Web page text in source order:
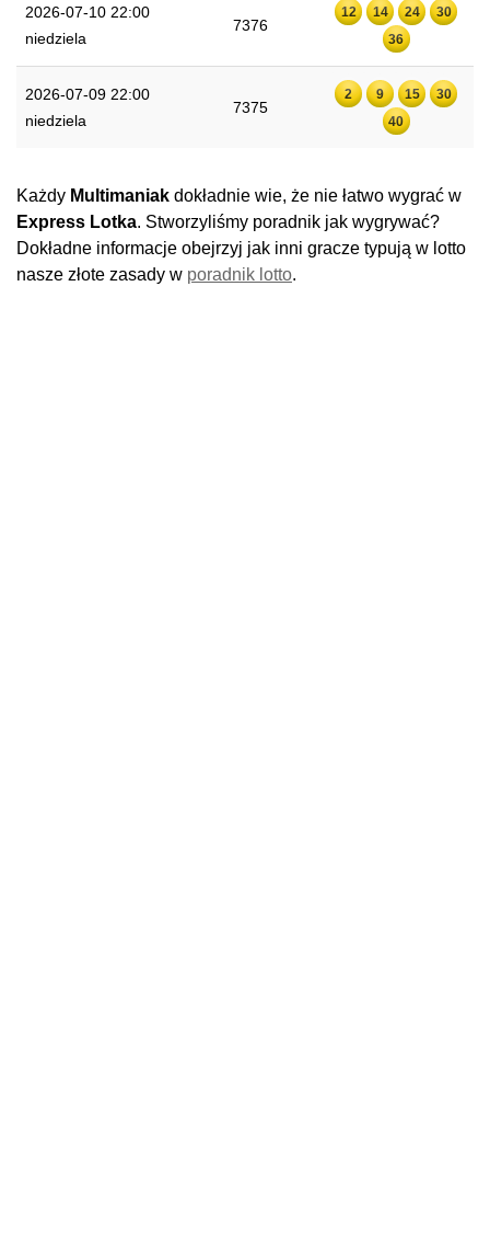
2026-07-10 22:00
niedziela
7376
12 14 24
30
36
2026-07-09 22:00
niedziela
7375
2 9 15
30
40
Każdy Multimaniak dokładnie wie, że nie łatwo wygrać w
Express Lotka. Stworzyliśmy poradnik jak wygrywać?
Dokładne informacje obejrzyj jak inni gracze typują w lotto
nasze złote zasady w poradnik lotto.